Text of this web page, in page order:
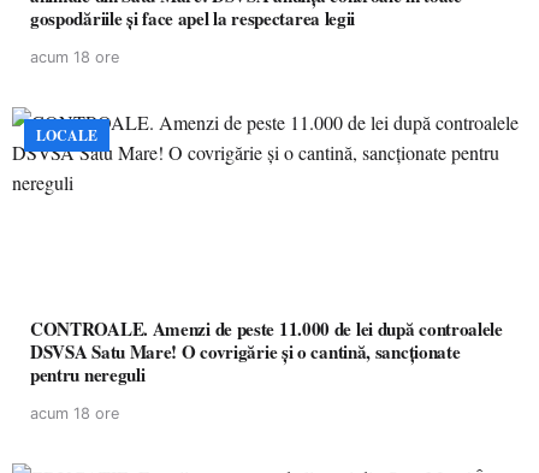
gospodăriile și face apel la respectarea legii
acum 18 ore
LOCALE
CONTROALE. Amenzi de peste 11.000 de lei după controalele
DSVSA Satu Mare! O covrigărie și o cantină, sancționate
pentru nereguli
acum 18 ore